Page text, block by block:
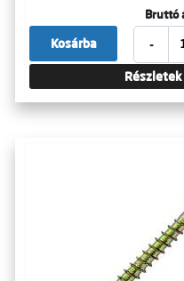
Bruttó
-
Kosárba
Részletek